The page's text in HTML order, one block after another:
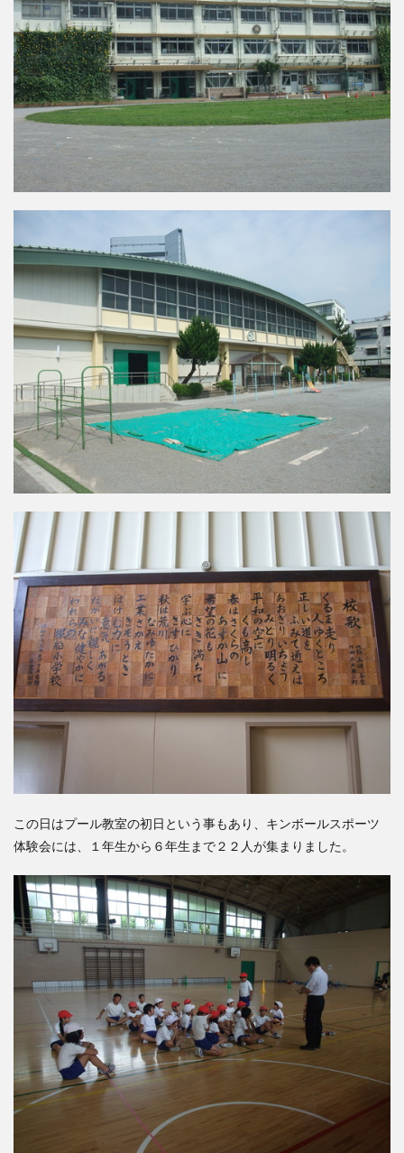
この日はプール教室の初日という事もあり、キンボールスポーツ
体験会には、１年生から６年生まで２２人が集まりました。